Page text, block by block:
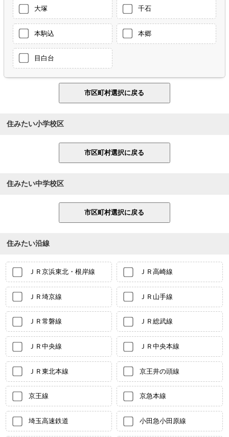
大塚 千石
本駒込 本郷
目白台
住みたい小学校区
住みたい中学校区
住みたい沿線
ＪＲ京浜東北・根岸線 ＪＲ高崎線
ＪＲ埼京線 ＪＲ山手線
ＪＲ常磐線 ＪＲ総武線
ＪＲ中央線 ＪＲ中央本線
ＪＲ東北本線 京王井の頭線
京王線 京急本線
埼玉高速鉄道 小田急小田原線